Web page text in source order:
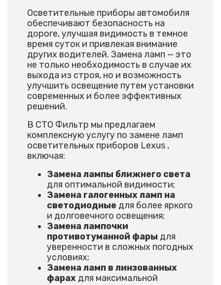
Осветительные приборы автомобиля
обеспечивают безопасность на
дороге, улучшая видимость в темное
время суток и привлекая внимание
других водителей. Замена ламп — это
не только необходимость в случае их
выхода из строя, но и возможность
улучшить освещение путем установки
современных и более эффективных
решений.
В СТО Фильтр мы предлагаем
комплексную услугу по замене ламп
осветительных приборов Lexus ,
включая:
Замена лампы ближнего света
для оптимальной видимости;
Замена галогенных ламп на
светодиодные для более яркого
и долговечного освещения;
Замена лампочки
противотуманной фары для
уверенности в сложных погодных
условиях;
Замена ламп в линзованных
фарах для максимальной